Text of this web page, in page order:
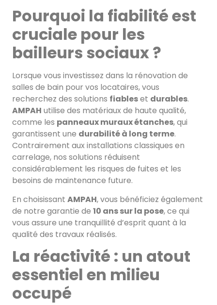
Pourquoi la fiabilité est
cruciale pour les
bailleurs sociaux ?
Lorsque vous investissez dans la rénovation de
salles de bain pour vos locataires, vous
recherchez des solutions fiableset durables.
AMPAH utilise des matériaux de haute qualité,
comme les panneaux muraux étanches, qui
garantissent une durabilité à long terme.
Contrairement aux installations classiques en
carrelage, nos solutions réduisent
considérablement les risques de fuites et les
besoins de maintenance future.
En choisissant AMPAH, vous bénéficiez également
de notre garantie de 10 ans sur la pose, ce qui
vous assure une tranquillité d’esprit quant à la
qualité des travaux réalisés.
La réactivité : un atout
essentiel en milieu
occupé